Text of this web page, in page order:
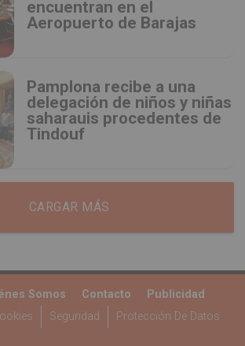
encuentran en el
Aeropuerto de Barajas
Pamplona recibe a una
delegación de niños y niñas
saharauis procedentes de
Tindouf
CARGAR MÁS
Somos Contacto
Publicidad
Seguridad Protección De Datos